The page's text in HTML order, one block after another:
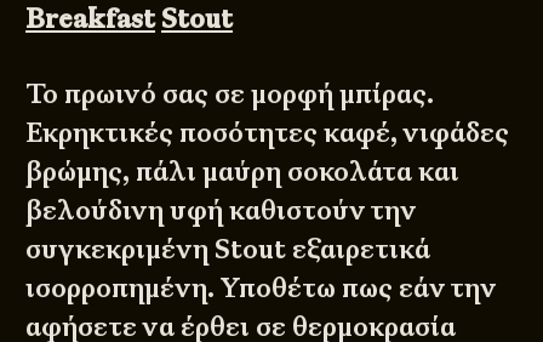
Breakfast Stout
Το πρωινό σας σε μορφή μπίρας.
Εκρηκτικές ποσότητες καφέ, νιφάδες
βρώμης, πάλι μαύρη σοκολάτα και
βελούδινη υφή καθιστούν την
συγκεκριμένη Stout εξαιρετικά
ισορροπημένη. Υποθέτω πως εάν την
αφήσετε να έρθει σε θερμοκρασία